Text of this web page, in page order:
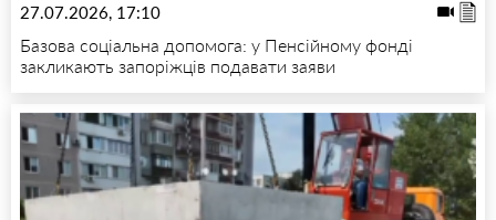
27.07.2026, 17:10
Базова соціальна допомога: у Пенсійному фонді
закликають запоріжців подавати заяви